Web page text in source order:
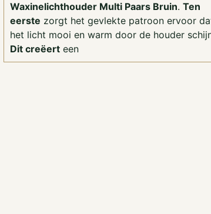
Waxinelichthouder Multi Paars Bruin. Ten
eerste zorgt het gevlekte patroon ervoor
het licht mooi en warm door de houder
Dit creëerteen